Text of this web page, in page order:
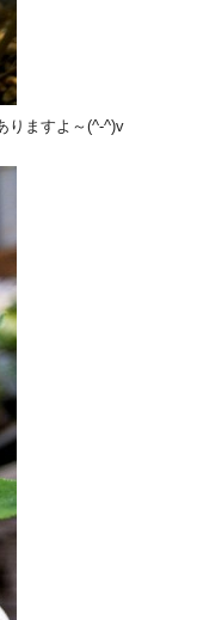
りますよ～(^-^)v